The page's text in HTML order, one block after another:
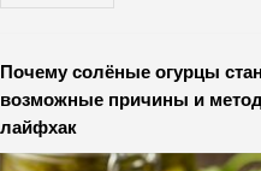
Почему солёные огурцы
возможные причины и
лайфхак